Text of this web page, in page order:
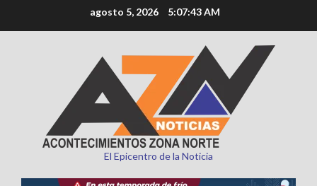
al
agosto 5, 2026 5:07:45 AM
El Epicentro de la Noticia